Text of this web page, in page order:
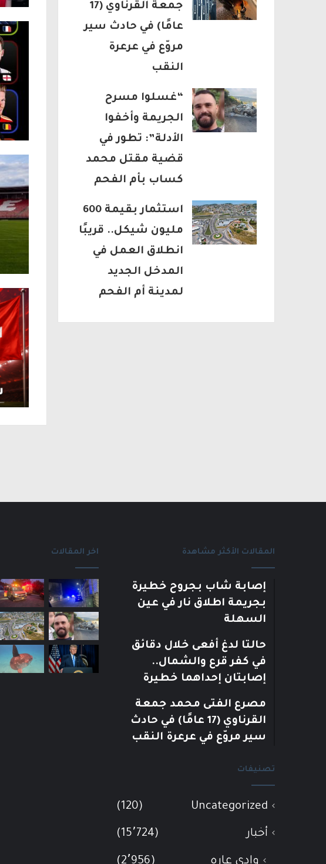
جمعة القرناوي (17
عامًا) في حادث سير
مروّع في عرعرة
النقب
“غسلوا مسرح
الجريمة وأخفوا
الأدلة”: تطور في
قضية مقتل محمد
كساب بأم الفحم
استثمار بقيمة 600
مليون شيكل.. قريبًا
انطلاق العمل في
المدخل الجديد
لمدينة أم الفحم
المقالات الأكثر مشاهدة
إصابة شاب بجروح خطيرة
بجريمة اطلاق نار في عين
السهلة
حالتا لدغ أفعى خلال دقائق
في كفر قرع والشمال..
إصابتان إحداهما خطيرة
مصرع الفتى محمد جمعة
القرناوي (17 عامًا) في حادث
سير مروّع في عرعرة النقب
تصنيفات
Uncategorized
(120)
أخبار (15٬724)
اخر المقالات